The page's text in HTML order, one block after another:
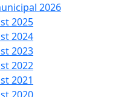
2026
2025
2024
2023
2022
2021